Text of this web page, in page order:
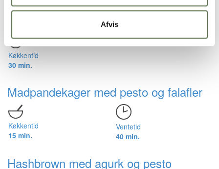
Afvis
Græskarvafler med topping
Køkkentid
30 min.
Madpandekager med pesto og falafler
Køkkentid
15 min.
Ventetid
40 min.
Hashbrown med agurk og pesto